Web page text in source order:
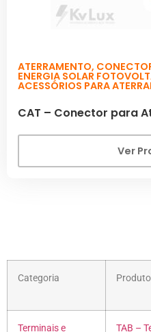
ATERRAMENTO,
ENERGIA SOLAR
ACESSÓRIOS PARA
CAT – Conector para
Ver
Categoria Produto
Terminais e
TAB –